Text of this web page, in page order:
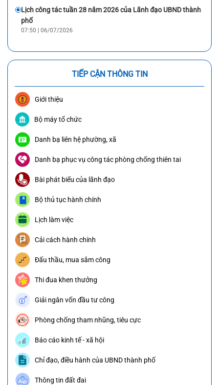
Lịch công tác tuần 28 năm 2026 của Lãnh đạo UBND thành
phố
07:50 | 06/07/2026
TIẾP CẬN THÔNG TIN
Giới thiệu
Bộ máy tổ chức
Danh bạ liên hệ phường, xã
Danh bạ phục vụ công tác phòng chống thiên tai
Bài phát biểu của lãnh đạo
Bộ thủ tục hành chính
Lịch làm việc
Cải cách hành chính
Đấu thầu, mua sắm công
Thi đua khen thưởng
Giải ngân vốn đầu tư công
Phòng chống tham nhũng, tiêu cực
Báo cáo kinh tế - xã hội
Chỉ đạo, điều hành của UBND thành phố
Thông tin đất đai